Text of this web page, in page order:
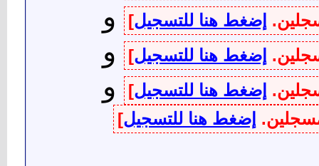
إضغط هنا للتسجيل] و
إضغط هنا للتسجيل] و
إضغط هنا للتسجيل] و
إضغط هنا للتسجيل]